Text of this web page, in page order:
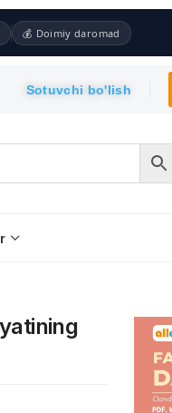
💰 Doimiy daromad
Sotuvchi bo'lish